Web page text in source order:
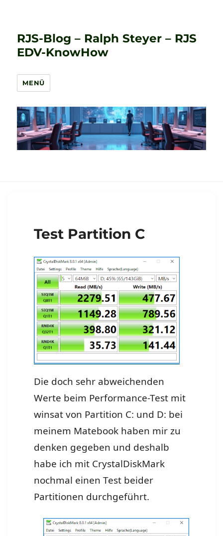
RJS-Blog – Ralph Steyer – RJS
EDV-KnowHow
MENÜ
Test Partition C
Die doch sehr abweichenden
Werte beim Performance-Test mit
winsat von Partition C: und D: bei
meinem Matebook haben mir zu
denken gegeben und deshalb
habe ich mit CrystalDiskMark
nochmal einen Test beider
Partitionen durchgeführt.